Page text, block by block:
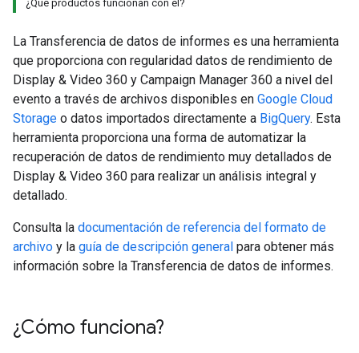
¿Qué productos funcionan con él?
La Transferencia de datos de informes es una herramienta
que proporciona con regularidad datos de rendimiento de
Display & Video 360 y Campaign Manager 360 a nivel del
evento a través de archivos disponibles en Google Cloud
Storage o datos importados directamente a BigQuery. Esta
herramienta proporciona una forma de automatizar la
recuperación de datos de rendimiento muy detallados de
Display & Video 360 para realizar un análisis integral y
detallado.
Consulta la documentación de referencia del formato de
archivo y la guía de descripción general para obtener más
información sobre la Transferencia de datos de informes.
¿Cómo funciona?